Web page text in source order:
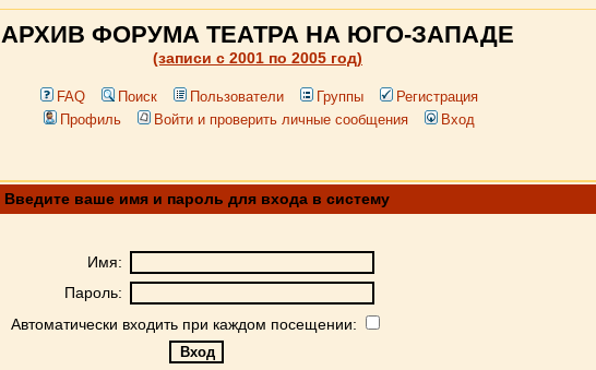
АРХИВ ФОРУМА ТЕАТРА НА ЮГО-ЗАПАДЕ
(записи c 2001 по 2005 год)
FAQ Поиск Пользователи Группы
Регистрация
Профиль
Войти и проверить личные сообщения Вход
Введите ваше имя и пароль для входа в систему
Имя:
Пароль:
Автоматически входить при каждом посещении: